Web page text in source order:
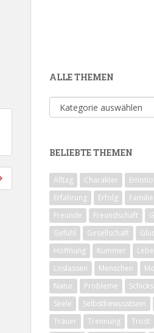
ALLE THEMEN
Alle
Themen
BELIEBTE THEMEN
Alltag Charakter
Erfahrung
Erfolg Familie
Freunde
Freundschaft
Gefühl
Gesellschaft
Hoffnung
Kummer
Loslassen
Menschen
Natur
Probleme
Seele
Selbstbewusstsein
Trauer
Trennung Trost